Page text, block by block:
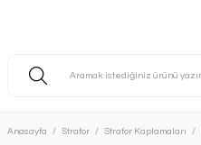
Anasayfa Strafor Strafor Kaplamaları